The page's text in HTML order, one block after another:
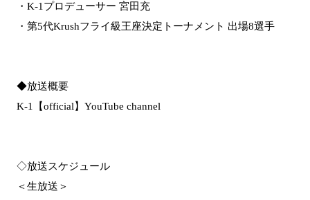
・K-1プロデューサー 宮田充
・第5代Krushフライ級王座決定トーナメント 出場8選手
◆放送概要
K-1【official】YouTube channel
◇放送スケジュール
＜生放送＞